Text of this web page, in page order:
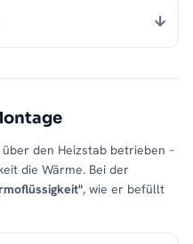
den Heizstab betrieben –
die Wärme. Bei der
, wie er befüllt